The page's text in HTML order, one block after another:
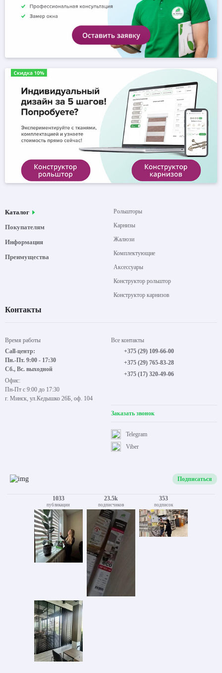
Каталог
Покупателям
Информация
Преимущества
Рольшторы
Карнизы
Жалюзи
Комплектующие
Аксессуары
Конструктор рольштор
Конструктор карнизов
Контакты
Время работы
Call-центр:
Пн.-Пт. 9:00 - 17:30
Сб., Вс. выходной
Офис:
Пн-Пт с 9:00 до 17:30
г. Минск, ул.Кедышко 26Б, оф. 104
Все контакты
+375 (29) 109-66-00
+375 (29) 765-83-28
+375 (17) 320-49-06
Заказать звонок
Viber
Telegram
Подписаться
1033
публикации
23.5k
подписчиков
353
подписок